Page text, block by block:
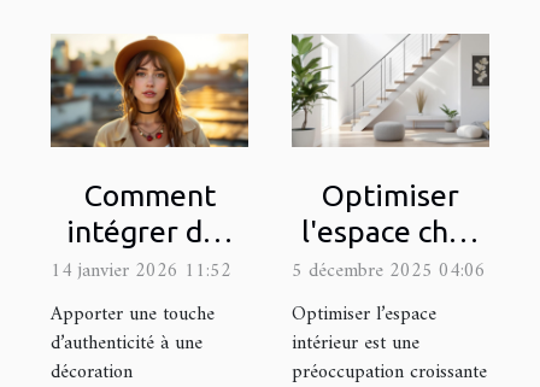
Comment
intégrer des
accessoires
vintage dans
un style
moderne ?
14 janvier 2026 11:52
Apporter une touche
d’authenticité à une
décoration
Optimiser
l'espace chez
soi : est-ce
possible avec
un monte-
escalier ?
5 décembre 2025 04:06
Optimiser l’espace
intérieur est une
préoccupation croissante